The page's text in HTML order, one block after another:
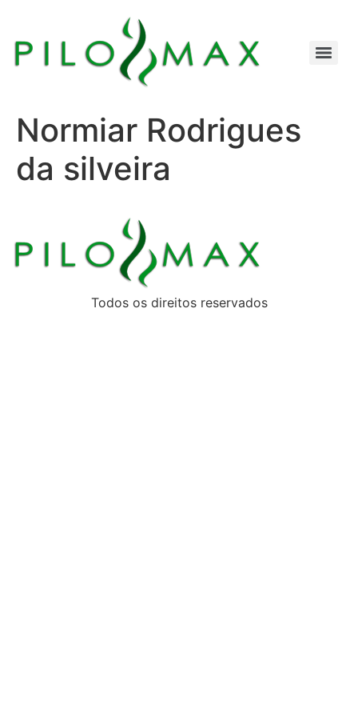
Normiar Rodrigues
da silveira
Todos os direitos reservados